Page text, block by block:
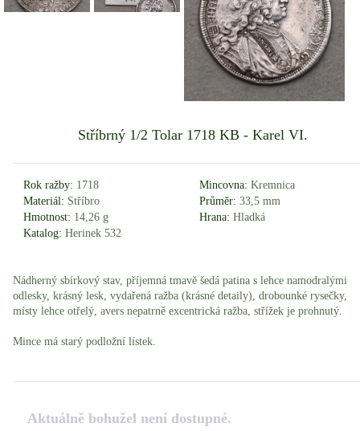
Stříbrný 1/2 Tolar 1718 KB - Karel VI.
Rok ražby: 1718 Mincovna: Kremnica
Materiál: Stříbro Průměr: 33,5 mm
Hmotnost: 14,26 g Hrana: Hladká
Katalog: Herinek 532
Nádherný sbírkový stav, příjemná tmavě šedá patina s lehce namodralými
odlesky, krásný lesk, vydařená ražba (krásné detaily), drobounké rysečky,
místy lehce otřelý, avers nepatrně excentrická ražba, střížek je prohnutý.
Mince má starý podložní lístek.
Aktuálně bohužel není dostupné.